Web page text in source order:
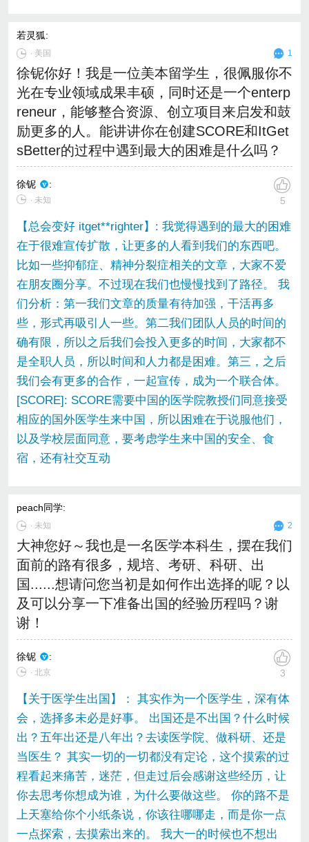
若灵狐:
∙ 美国 1
徐铌你好！我是一位美本留学生，很佩服你不
光在专业领域成果丰硕，同时还是一个enterp
reneur，能够整合资源、创立项目来启发和鼓
励更多的人。能讲讲你在创建SCORE和ItGet
sBetter的过程中遇到最大的困难是什么吗？
徐铌 :
∙ 未知 5
【总会变好 itget**righter】: 我觉得遇到的最大的困难
在于很难宣传扩散，让更多的人看到我们的东西吧。
比如一些抑郁症、精神分裂症相关的文章，大家不爱
在朋友圈分享。不过现在我们也慢慢找到了路径。 我
们分析：第一我们文章的质量有待加强，干活再多
些，形式再吸引人一些。第二我们团队人员的时间的
确有限，所以之后我们会投入更多的时间，大家都不
是全职人员，所以时间和人力都是困难。第三，之后
我们会有更多的合作，一起宣传，成为一个联合体。
[SCORE]: SCORE需要中国的医学院教授们同意接受
相应的国外医学生来中国，所以困难在于说服他们，
以及学校层面同意，要考虑学生来中国的安全、食
宿，还有社交互动
peach同学:
∙ 未知 2
大神您好～我也是一名医学本科生，摆在我们
面前的路有很多，规培、考研、科研、出
国......想请问您当初是如何作出选择的呢？以
及可以分享一下准备出国的经验历程吗？谢
谢！
徐铌 :
∙ 北京 3
【关于医学生出国】： 其实作为一个医学生，深有体
会，选择多未必是好事。 出国还是不出国？什么时候
出？五年出还是八年出？去读医学院、做科研、还是
当医生？ 其实一切的一切都没有定论，这个摸索的过
程看起来痛苦，迷茫，但走过后会感谢这些经历，让
你去思考你想成为谁，为什么要做这些。 你的路不是
上天塞给你个小纸条说，你该往哪哪走，而是你一点
一点探索，去摸索出来的。 我大一的时候也不想出